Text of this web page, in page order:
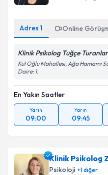
Adres 1 Online
Klinik Psikolog Tuğçe Turanlar
Kul Oğlu Mahallesi, Ağa Hamamı
Daire: 1.
En Yakın Saatler
Yarın
09:00
Yarın
09:45
Klinik Psikolog
Psikoloji +1diğer